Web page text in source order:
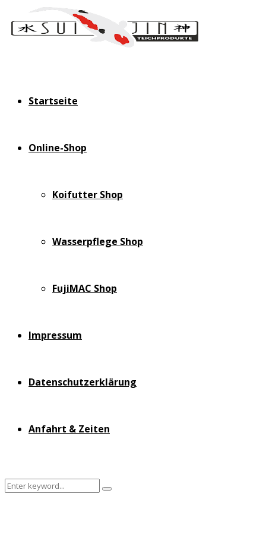
Startseite
Online-Shop
Koifutter Shop
Wasserpflege Shop
FujiMAC Shop
Impressum
Datenschutzerklärung
Anfahrt & Zeiten
Search
Search